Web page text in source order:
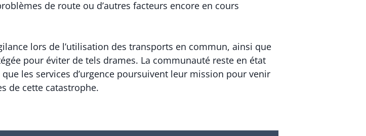
de route ou d’autres facteurs encore en cours
lors de l’utilisation des transports en commun, ainsi que
pour éviter de tels drames. La communauté reste en état
les services d’urgence poursuivent leur mission pour venir
de cette catastrophe.